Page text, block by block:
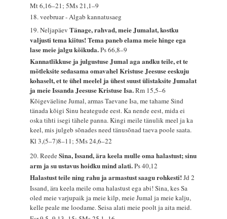
Mt 6,16–21; 5Ms 21,1–9
18. veebruar - Algab kannatusaeg
19. NeljapäevTänage, rahvad, meie Jumalat, kostku
valjusti tema kiitus! Tema paneb elama meie hinge ega
lase meie jalgu kõikuda.Ps 66,8–9
Kannatlikkuse ja julgustuse Jumal aga andku teile, et te
mõtleksite sedasama omavahel Kristuse Jeesuse eeskuju
kohaselt, et te ühel meelel ja ühest suust ülistaksite Jumalat
ja meie Issanda Jeesuse Kristuse Isa.Rm 15,5–6
Kõigeväeline Jumal, armas Taevane Isa, me tahame Sind
tänada kõigi Sinu heategude eest. Ka nende eest, mida ei
oska tihti isegi tähele panna. Kingi meile tänulik meel ja ka
keel, mis julgeb sõnades need tänusõnad taeva poole saata.
Kl 3,(5–7)8–11; 5Ms 24,6–22
20. ReedeSina, Issand, ära keela mulle oma halastust; sinu
arm ja su ustavus hoidku mind alati.Ps 40,12
Halastust teile ning rahu ja armastust saagu rohkesti!Jd 2
Issand, ära keela meile oma halastust ega abi! Sina, kes Sa
oled meie varjupaik ja meie kilp, meie Jumal ja meie kalju,
kelle peale me loodame. Seisa alati meie poolt ja aita meid.